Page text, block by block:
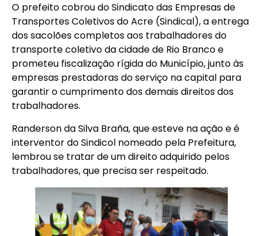
O prefeito cobrou do Sindicato das Empresas de
Transportes Coletivos do Acre (Sindical), a entrega
dos sacolões completos aos trabalhadores do
transporte coletivo da cidade de Rio Branco e
prometeu fiscalização rígida do Município, junto às
empresas prestadoras do serviço na capital para
garantir o cumprimento dos demais direitos dos
trabalhadores.
Randerson da Silva Braña, que esteve na ação e é
interventor do Sindicol nomeado pela Prefeitura,
lembrou se tratar de um direito adquirido pelos
trabalhadores, que precisa ser respeitado.